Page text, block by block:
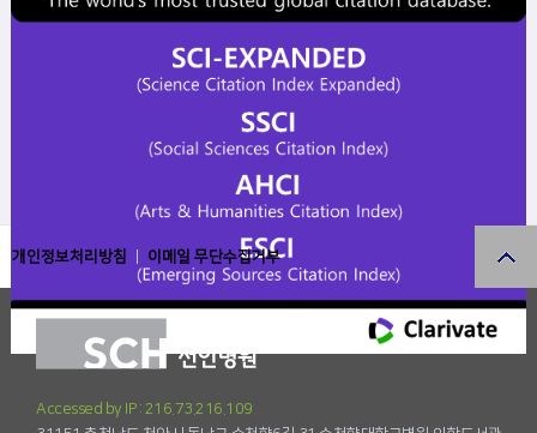
개인정보처리방침 이메일 무단수집거부
Accessed by IP : 216.73.216.109